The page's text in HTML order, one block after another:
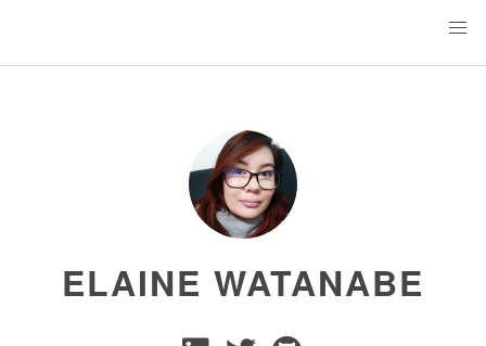
ELAINE WATANABE